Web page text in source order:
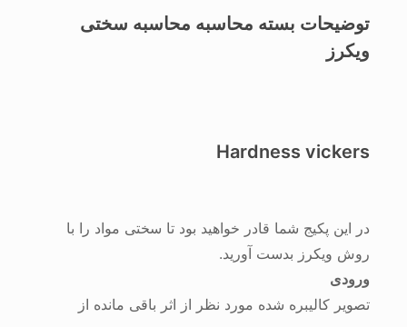
توضیحات بسته محاسبه محاسبه سختی
ویکرز
Hardness vickers
در این پکیج شما قادر خواهید بود تا سختی مواد را با
روش ویکرز بدست آورید.
ورودی
تصویر کالیبره شده مورد نظر از اثر باقی مانده از